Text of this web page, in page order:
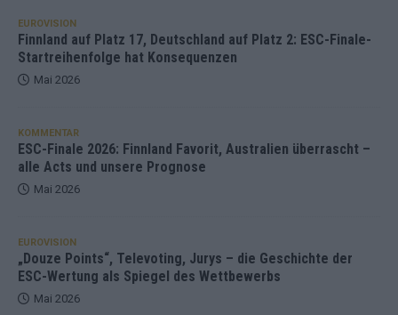
EUROVISION
Finnland auf Platz 17, Deutschland auf Platz 2: ESC-Finale-
Startreihenfolge hat Konsequenzen
Mai 2026
KOMMENTAR
ESC-Finale 2026: Finnland Favorit, Australien überrascht –
alle Acts und unsere Prognose
Mai 2026
EUROVISION
„Douze Points“, Televoting, Jurys – die Geschichte der
ESC-Wertung als Spiegel des Wettbewerbs
Mai 2026